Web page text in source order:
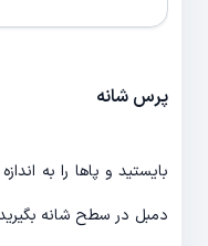
پرس شانه
بایستید و پاها را به
دمبل در سطح شانه